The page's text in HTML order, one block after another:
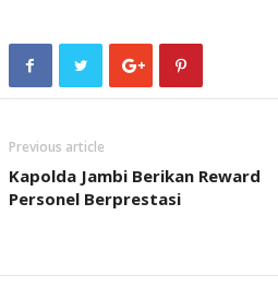
Previous article
Kapolda Jambi Berikan Reward
Personel Berprestasi